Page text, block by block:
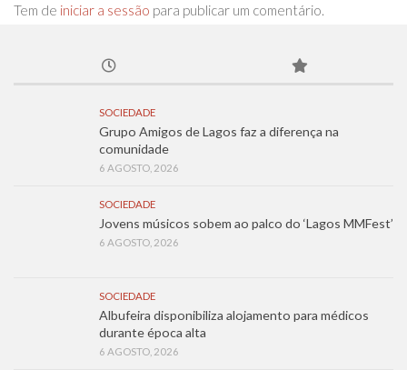
Tem de iniciar a sessão para publicar um comentário.
SOCIEDADE
Grupo Amigos de Lagos faz a diferença na
comunidade
6 AGOSTO, 2026
SOCIEDADE
Jovens músicos sobem ao palco do ‘Lagos MMFest’
6 AGOSTO, 2026
SOCIEDADE
Albufeira disponibiliza alojamento para médicos
durante época alta
6 AGOSTO, 2026